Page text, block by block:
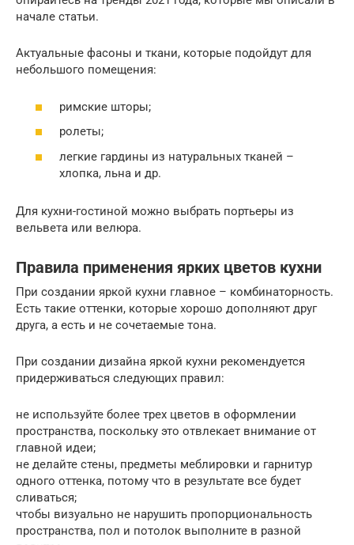
начале статьи.
Актуальные фасоны и ткани, которые подойдут для
небольшого помещения:
римские шторы;
ролеты;
легкие гардины из натуральных тканей –
хлопка, льна и др.
Для кухни-гостиной можно выбрать портьеры из
вельвета или велюра.
Правила применения ярких цветов кухни
При создании яркой кухни главное – комбинаторность.
Есть такие оттенки, которые хорошо дополняют друг
друга, а есть и не сочетаемые тона.
При создании дизайна яркой кухни рекомендуется
придерживаться следующих правил:
не используйте более трех цветов в оформлении
пространства, поскольку это отвлекает внимание от
главной идеи;
не делайте стены, предметы меблировки и гарнитур
одного оттенка, потому что в результате все будет
сливаться;
чтобы визуально не нарушить пропорциональность
пространства, пол и потолок выполните в разной